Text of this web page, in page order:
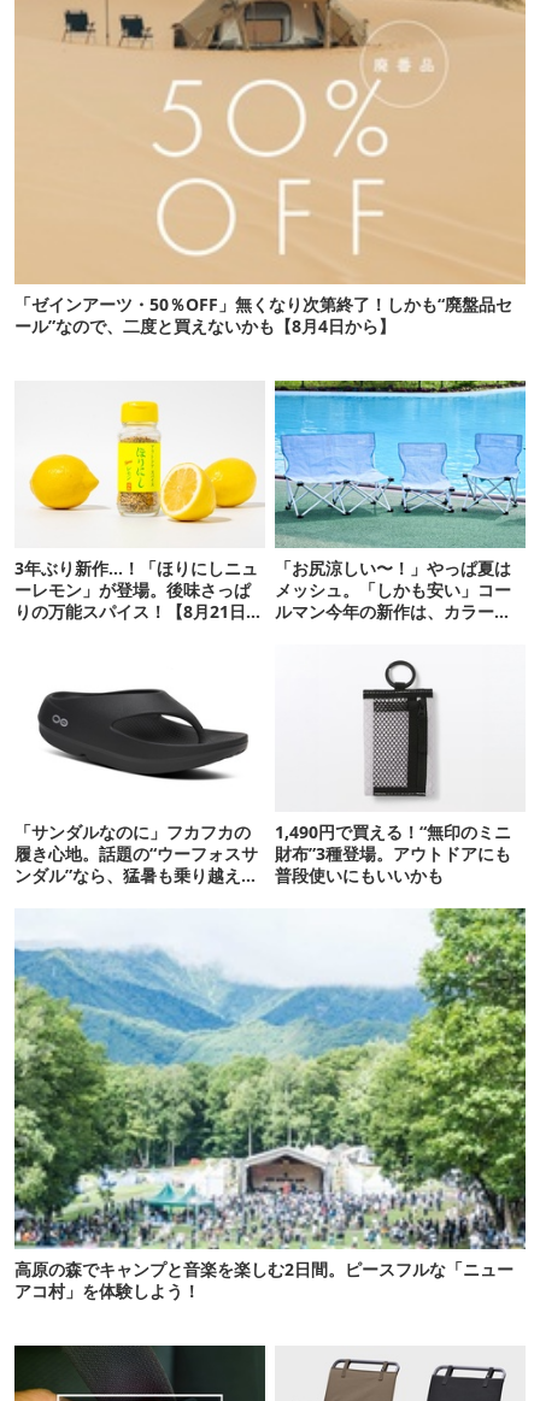
「ゼインアーツ・50％OFF」無くなり次第終了！しかも“廃盤品セ
ール”なので、二度と買えないかも【8月4日から】
3年ぶり新作…！「ほりにしニュ
ーレモン」が登場。後味さっぱ
りの万能スパイス！【8月21日発
「お尻涼しい〜！」やっぱ夏は
メッシュ。「しかも安い」コー
ルマン今年の新作は、カラーも
「サンダルなのに」フカフカの
履き心地。話題の“ウーフォスサ
ンダル”なら、猛暑も乗り越えら
1,490円で買える！“無印のミニ
財布”3種登場。アウトドアにも
普段使いにもいいかも
高原の森でキャンプと音楽を楽しむ2日間。ピースフルな「ニュー
アコ村」を体験しよう！